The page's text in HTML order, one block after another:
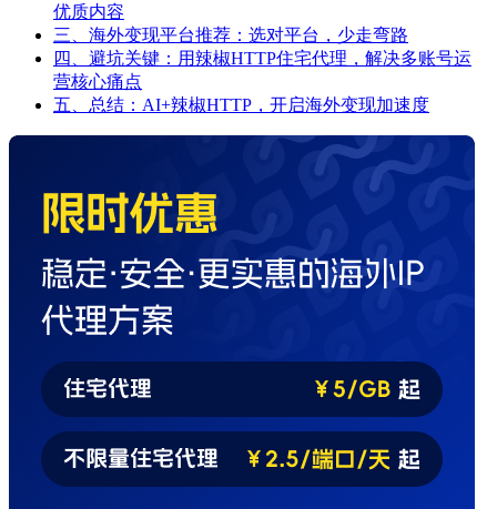
优质内容
三、海外变现平台推荐：选对平台，少走弯路
四、避坑关键：用辣椒HTTP住宅代理，解决多账号运
营核心痛点
五、总结：AI+辣椒HTTP，开启海外变现加速度